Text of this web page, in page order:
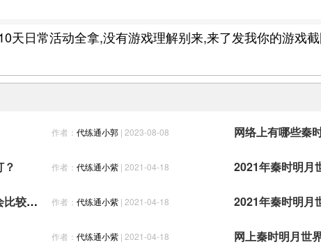
天日常活动全拿,没有游戏理解别来,来了发我你的游戏
作者：代练通小郭 | 2023-08-08
作者：代练通小紫 | 2021-04-18
什么平台接单秦时明月世界手游代练会比较好? 作者：代练通小紫 | 2021-04-18 2021年秦时明月
作者：代练通小紫 | 2021-04-18 网上秦时明月世